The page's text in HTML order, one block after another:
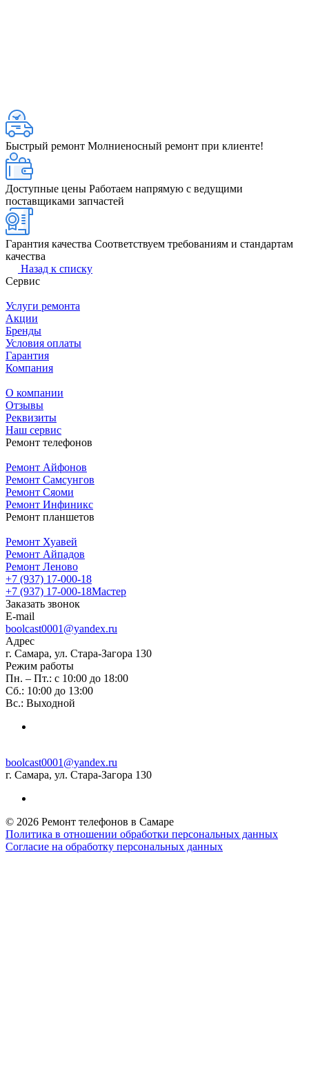
Быстрый ремонт Молниеносный ремонт при клиенте!
Доступные цены Работаем напрямую с ведущими
поставщиками запчастей
Гарантия качества Соответствуем требованиям и стандартам
качества
Назад к списку
Сервис
Услуги ремонта
Акции
Бренды
Условия оплаты
Гарантия
Компания
О компании
Отзывы
Реквизиты
Наш сервис
Ремонт телефонов
Ремонт Айфонов
Ремонт Самсунгов
Ремонт Сяоми
Ремонт Инфиникс
Ремонт планшетов
Ремонт Хуавей
Ремонт Айпадов
Ремонт Леново
+7 (937) 17-000-18
+7 (937) 17-000-18Мастер
Заказать звонок
E-mail
boolcast0001@yandex.ru
Адрес
г. Самара, ул. Стара-Загора 130
Режим работы
Пн. – Пт.: с 10:00 до 18:00
Сб.: 10:00 до 13:00
Вс.: Выходной
boolcast0001@yandex.ru
г. Самара, ул. Стара-Загора 130
© 2026 Ремонт телефонов в Самаре
Политика в отношении обработки персональных данных
Согласие на обработку персональных данных